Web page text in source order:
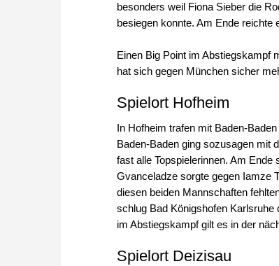
besonders weil Fiona Sieber die
besiegen konnte. Am Ende reichte
Einen Big Point im Abstiegskampf
hat sich gegen München sicher
Spielort Hofheim
In Hofheim trafen mit Baden-
Baden-Baden ging sozusagen mit
fast alle Topspielerinnen. Am
Gvanceladze sorgte gegen Iamze
diesen beiden Mannschaften
schlug Bad Königshofen Karlsruhe
im Abstiegskampf gilt es in der
Spielort Deizisau